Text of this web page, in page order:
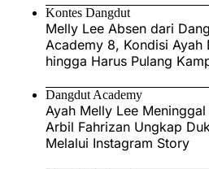
Kontes Dangdut
Melly Lee Absen dari
Academy 8, Kondisi Ayah
hingga Harus Pulang
Dangdut Academy
Ayah Melly Lee Meninggal
Arbil Fahrizan Ungkap
Melalui Instagram Story